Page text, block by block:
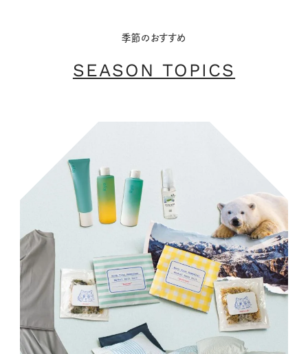
季節のおすすめ
SEASON TOPICS